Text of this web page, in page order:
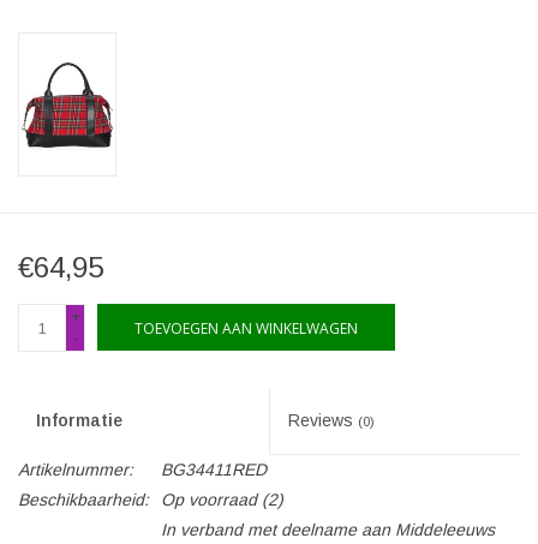
€64,95
+
-
TOEVOEGEN AAN WINKELWAGEN
Informatie Reviews (0)
Artikelnummer:
BG34411RED
Beschikbaarheid:
Op voorraad(2)
In verband met deelname aan Middeleeuws